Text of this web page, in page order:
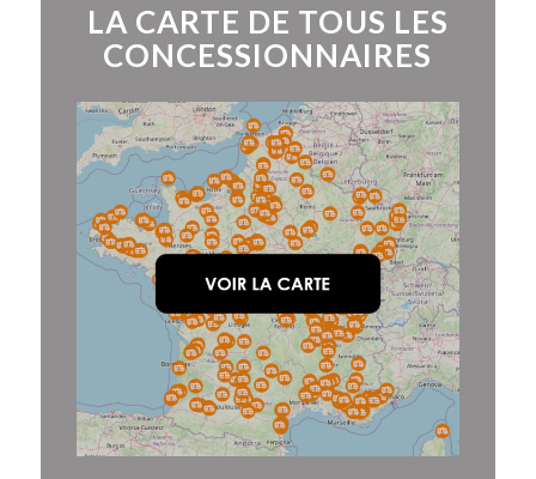
LA CARTE DE TOUS LES
CONCESSIONNAIRES